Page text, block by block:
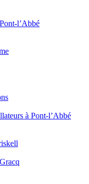
l’Abbé
à Pont-l’Abbé